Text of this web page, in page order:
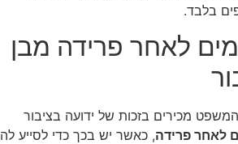
בלבד.
לאחר פרידה מבן
מכירים בזכות של ידועה בציבור
לאחר פרידה, כאשר יש בכך כדי לסייע לה